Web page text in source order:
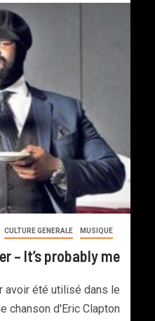
CULTURE GENERALE MUSIQUE
– It’s probably me
avoir été utilisé dans le
chanson d'Eric Clapton